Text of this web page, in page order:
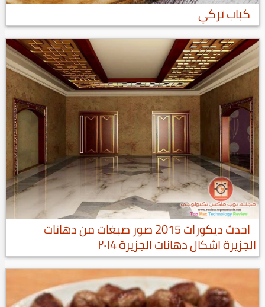
كباب تركي
احدث ديكورات 2015 صور صبغات من دهانات
الجزيرة اشكال دهانات الجزيرة ٢٠١4